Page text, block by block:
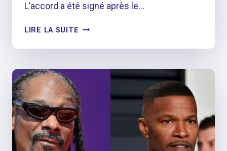
L’accord a été signé après le…
LIRE LA SUITE LE
VIRTUEL
LE
«
PREMIER
ARTISTE
AR